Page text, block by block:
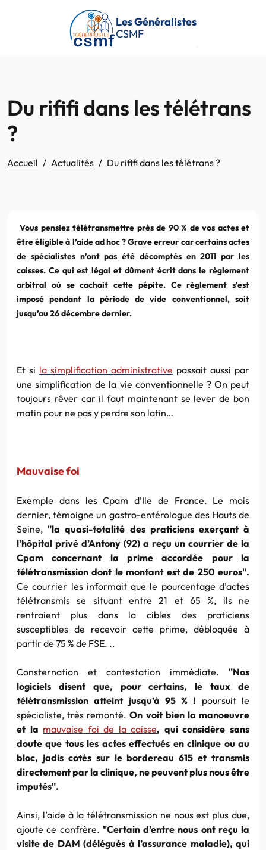
Passer au contenu principal
Les Généralistes
CSMF
Du rififi dans les télétrans
?
Accueil Actualités Du rififi dans les télétrans ?
Vous pensiez télétransmettre près de 90 % de vos actes et
être éligible à l’aide ad hoc ? Grave erreur car certains actes
de spécialistes n’ont pas été décomptés en 2011 par les
caisses. Ce qui est légal et dûment écrit dans le règlement
arbitral où se cachait cette pépite. Ce règlement s’est
imposé pendant la période de vide conventionnel, soit
jusqu’au 26 décembre dernier.
Et si la simplification administrative passait aussi par
une simplification de la vie conventionnelle ? On peut
toujours rêver car il faut maintenant se lever de bon
matin pour ne pas y perdre son latin…
Mauvaise foi
Exemple dans les Cpam d’Ile de France. Le mois
dernier, témoigne un gastro-entérologue des Hauts de
Seine, "la quasi-totalité des praticiens exerçant à
l’hôpital privé d’Antony (92) a reçu un courrier de la
Cpam concernant la prime accordée pour la
télétransmission dont le montant est de 250 euros".
Ce courrier les informait que le pourcentage d’actes
télétransmis se situant entre 21 et 65 %, ils ne
rentraient plus dans la cibles des praticiens
susceptibles de recevoir cette prime, débloquée à
partir de 75 % de FSE. ..
Consternation et contestation immédiate. "Nos
logiciels disent que, pour certains, le taux de
télétransmission atteint jusqu’à 95 % ! poursuit le
spécialiste, très remonté.On voit bien la manoeuvre
et la mauvaise foi de la caisse, qui considère sans
doute que tous les actes effectués en clinique ou au
bloc, jadis cotés sur le bordereau 615 et transmis
directement par la clinique, ne peuvent plus nous être
imputés".
Ainsi, l’aide à la télétransmission ne nous est plus due,
ajoute ce confrère. "Certain d’entre nous ont reçu la
visite de DAM (délégués à l’assurance maladie), qui